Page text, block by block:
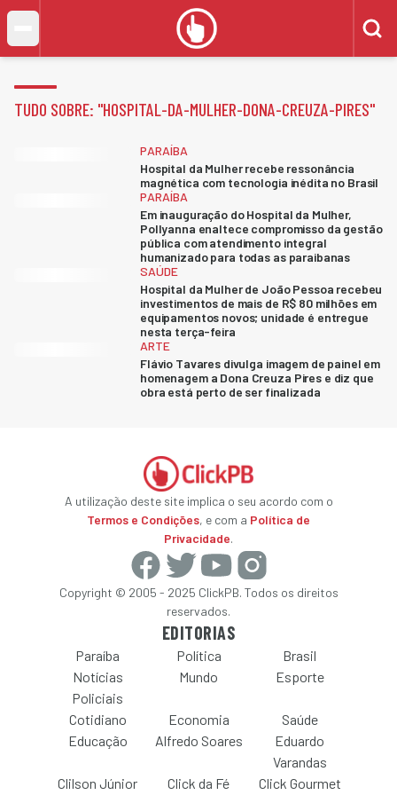
TUDO SOBRE: "HOSPITAL-DA-MULHER-DONA-CREUZA-PIRES"
PARAÍBA
Hospital da Mulher recebe ressonância
magnética com tecnologia inédita no Brasil
PARAÍBA
Em inauguração do Hospital da Mulher,
Pollyanna enaltece compromisso da gestão
pública com atendimento integral
humanizado para todas as paraibanas
SAÚDE
Hospital da Mulher de João Pessoa recebeu
investimentos de mais de R$ 80 milhões em
equipamentos novos; unidade é entregue
nesta terça-feira
ARTE
Flávio Tavares divulga imagem de painel em
homenagem a Dona Creuza Pires e diz que
obra está perto de ser finalizada
A utilização deste site implica o seu acordo com o
Termos e Condições, e com a Política de
Privacidade.
Copyright © 2005 - 2025 ClickPB. Todos os direitos
reservados.
EDITORIAS
Paraíba Política
Brasil
Notícias
Policiais
Mundo Esporte
Cotidiano Economia
Saúde
Educação
Alfredo Soares
Eduardo
Varandas
Clilson Júnior
Click da Fé Click Gourmet